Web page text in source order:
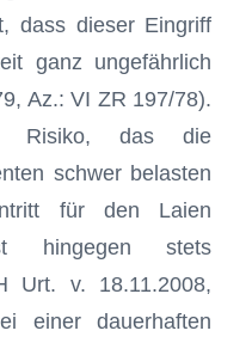
dass dieser Eingriff
ganz ungefährlich
Az.: VI ZR 197/78).
Risiko, das die
schwer belasten
für den Laien
hingegen stets
Urt. v. 18.11.2008,
einer dauerhaften